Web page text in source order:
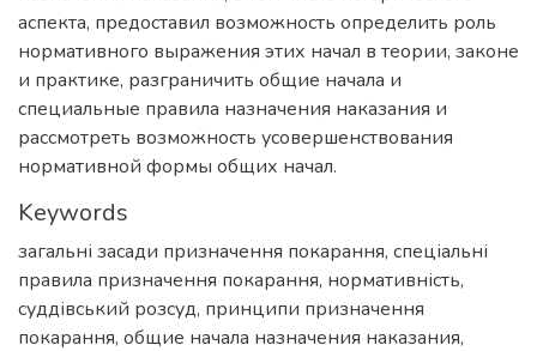
аспекта, предоставил возможность определить роль
нормативного выражения этих начал в теории, законе
и практике, разграничить общие начала и
специальные правила назначения наказания и
рассмотреть возможность усовершенствования
нормативной формы общих начал.
Keywords
загальні засади призначення покарання, спеціальні
правила призначення покарання, нормативність,
суддівський розсуд, принципи призначення
покарання, общие начала назначения наказания,